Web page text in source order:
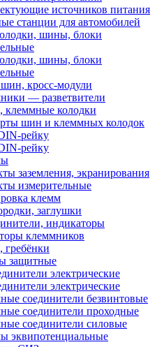
источников питания
станции для автомобилей
шины, блоки
шины, блоки
кросс-модули
— разветвители
колодки
шин и клеммных колодок
рейку
рейку
заземления, экранирования
измерительные
клемм
заглушки
индикаторы
клеммников
защитные
электрические
электрические
соединители безвинтовые
соединители проходные
соединители силовые
эквипотенциальные